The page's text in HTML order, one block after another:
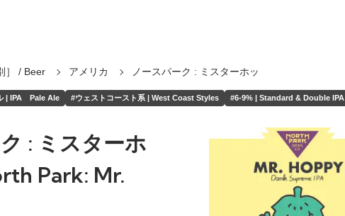
］ / Beer アメリカ ノースパーク : ミスターホッ
| IPA Pale Ale #ウェストコースト系 | West Coast Styles #6-9% | Standard & Double IPA
: ミスターホ
Park: Mr.